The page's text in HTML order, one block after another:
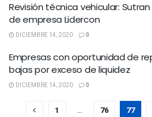
Revisión técnica vehicular:
de empresa Lidercon
DICIEMBRE 14, 2020 0
Empresas con oportunidad de
bajas por exceso de liquidez
DICIEMBRE 14, 2020 0
1 … 76 77